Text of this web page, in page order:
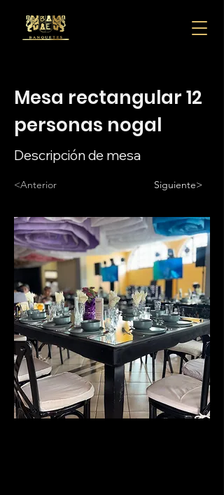
Mesa rectangular 12
personas nogal
Descripción de mesa
<Anterior Siguiente>